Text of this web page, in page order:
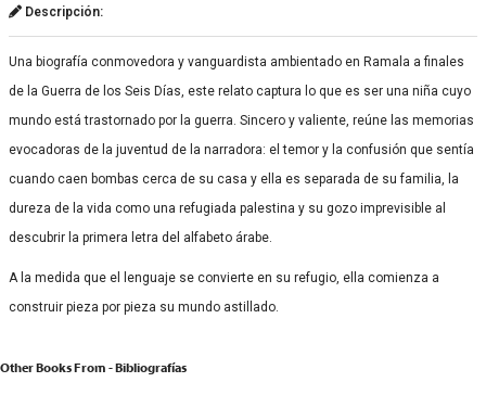
Descripción:
Una biografía conmovedora y vanguardista ambientado en Ramala a finales
de la Guerra de los Seis Días, este relato captura lo que es ser una niña cuyo
mundo está trastornado por la guerra. Sincero y valiente, reúne las memorias
evocadoras de la juventud de la narradora: el temor y la confusión que sentía
cuando caen bombas cerca de su casa y ella es separada de su familia, la
dureza de la vida como una refugiada palestina y su gozo imprevisible al
descubrir la primera letra del alfabeto árabe.
A la medida que el lenguaje se convierte en su refugio, ella comienza a
construir pieza por pieza su mundo astillado.
Other Books From - Bibliografías